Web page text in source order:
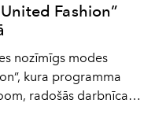
Fashion”
nozīmīgs modes
kura programma
radošās darbnīcas